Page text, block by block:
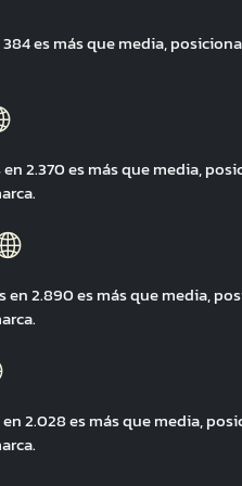
es más que media,
2.370 es más que media,
en 2.890 es más que media,
2.028 es más que media,